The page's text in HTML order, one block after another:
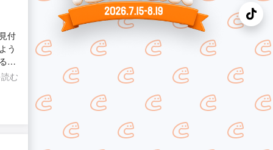
付
う
前
のむ